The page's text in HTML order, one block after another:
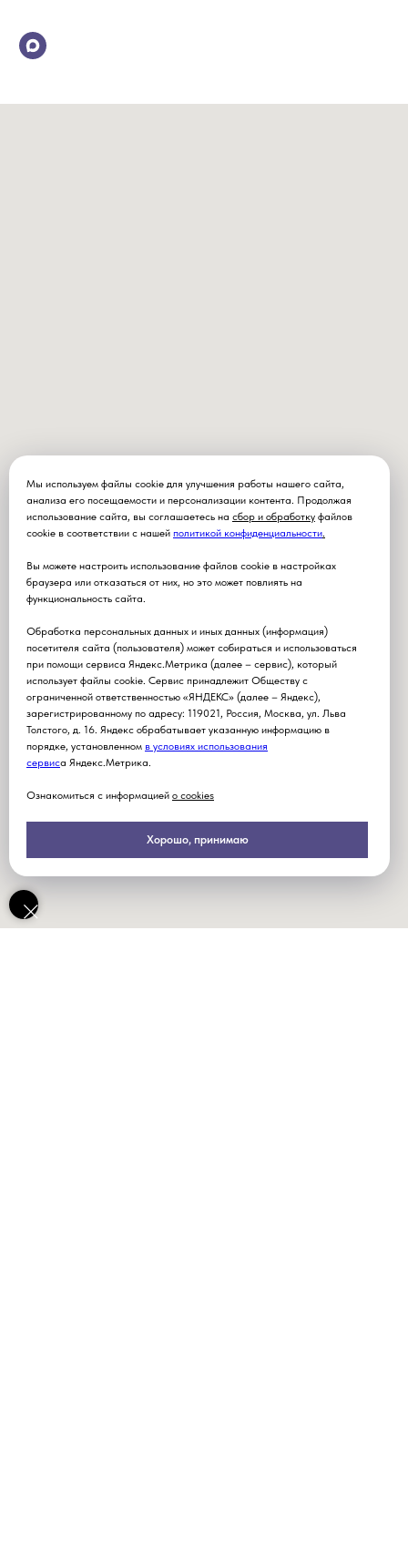
Мы используем файлы cookie для улучшения работы нашего сайта,
анализа его посещаемости и персонализации контента. Продолжая
использование сайта, вы соглашаетесь на сбор и обработку файлов
cookie в соответствии с нашей политикой конфиденциальности.
Вы можете настроить использование файлов cookie в настройках
браузера или отказаться от них, но это может повлиять на
функциональность сайта.
Обработка персональных данных и иных данных (информация)
посетителя сайта (пользователя) может собираться и использоваться
при помощи сервиса Яндекс.Метрика (далее – сервис), который
использует файлы cookie. Сервис принадлежит Обществу с
ограниченной ответственностью «ЯНДЕКС» (далее – Яндекс),
зарегистрированному по адресу: 119021, Россия, Москва, ул. Льва
Толстого, д. 16. Яндекс обрабатывает указанную информацию в
порядке, установленном в условиях использования
сервиса Яндекс.Метрика.
Ознакомиться с информацией о cookies
Хорошо, принимаю